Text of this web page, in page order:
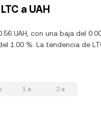
a UAH
UAH, con una baja del
1.00 %. La tendencia de
1 a 2 a